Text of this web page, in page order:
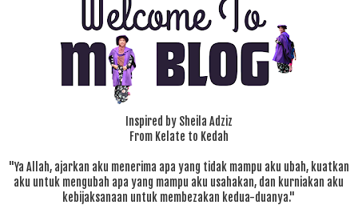
Inspired by Sheila Adziz
From Kelate to Kedah
"Ya Allah, ajarkan aku menerima apa yang tidak mampu aku ubah, kuatkan
aku untuk mengubah apa yang mampu aku usahakan, dan kurniakan aku
kebijaksanaan untuk membezakan kedua-duanya."